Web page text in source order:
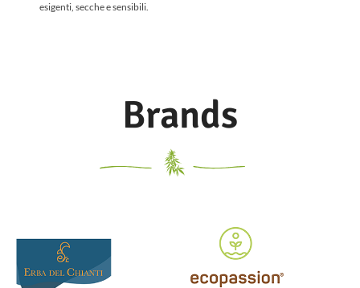
esigenti, secche e sensibili.
Brands